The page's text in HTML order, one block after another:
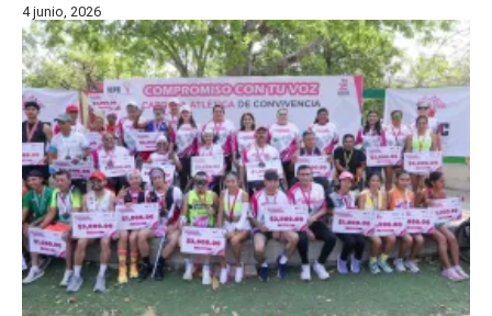
4 junio, 2026